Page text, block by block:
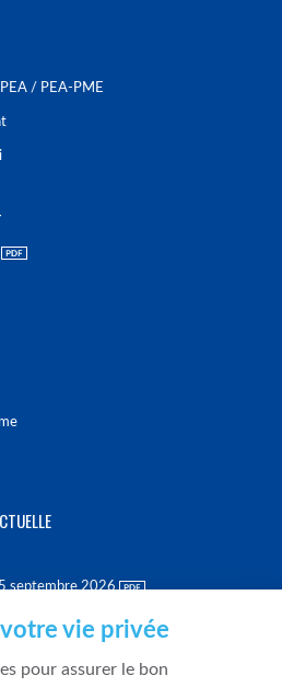
/ PEA-PME
septembre 2026
vie privée
pour assurer le bon